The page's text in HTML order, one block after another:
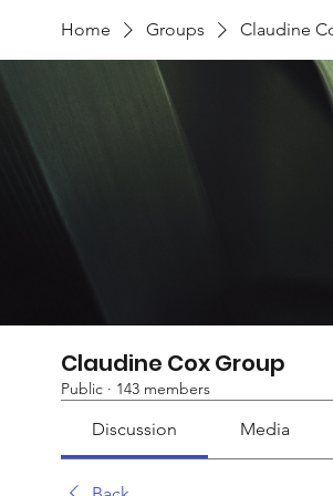
Home Groups Claudine
Claudine Cox Group
Public · 143 members
Discussion Media